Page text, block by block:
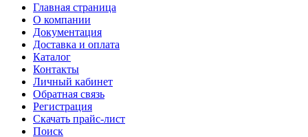
Главная страница
О компании
Документация
Доставка и оплата
Каталог
Контакты
Личный кабинет
Обратная связь
Регистрация
Скачать прайс-лист
Поиск